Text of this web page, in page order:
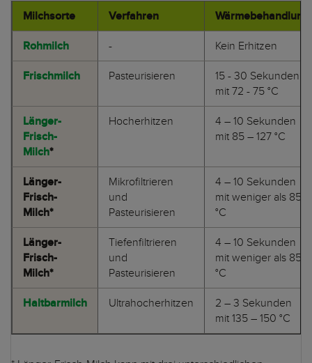
Milchsorte Verfahren Wärmebehandlung
Rohmilch - Kein Erhitzen
Frischmilch Pasteurisieren
15 - 30 Sekunden
mit 72 - 75 °C
Länger-
Frisch-
Milch*
Hocherhitzen
4 – 10 Sekunden
mit 85 – 127 °C
Länger-
Frisch-
Milch*
Mikrofiltrieren
und
Pasteurisieren
4 – 10 Sekunden
mit weniger als 85
°C
Länger-
Frisch-
Milch*
Tiefenfiltrieren
und
Pasteurisieren
4 – 10 Sekunden
mit weniger als 85
°C
Haltbarmilch Ultrahocherhitzen
2 – 3 Sekunden
mit 135 – 150 °C